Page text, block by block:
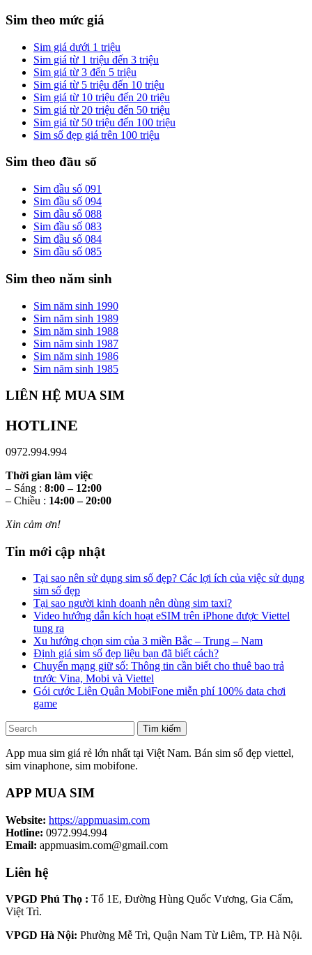
Sim theo mức giá
Sim giá dưới 1 triệu
Sim giá từ 1 triệu đến 3 triệu
Sim giá từ 3 đến 5 triệu
Sim giá từ 5 triệu đến 10 triệu
Sim giá từ 10 triệu đến 20 triệu
Sim giá từ 20 triệu đến 50 triệu
Sim giá từ 50 triệu đến 100 triệu
Sim số đẹp giá trên 100 triệu
Sim theo đầu số
Sim đầu số 091
Sim đầu số 094
Sim đầu số 088
Sim đầu số 083
Sim đầu số 084
Sim đầu số 085
Sim theo năm sinh
Sim năm sinh 1990
Sim năm sinh 1989
Sim năm sinh 1988
Sim năm sinh 1987
Sim năm sinh 1986
Sim năm sinh 1985
LIÊN HỆ MUA SIM
HOTLINE
0972.994.994
Thời gian làm việc
– Sáng : 8:00 – 12:00
– Chiều : 14:00 – 20:00
Xin cảm ơn!
Tin mới cập nhật
Tại sao nên sử dụng sim số đẹp? Các lợi ích của việc sử dụng
sim số đẹp
Tại sao người kinh doanh nên dùng sim taxi?
Video hướng dẫn kích hoạt eSIM trên iPhone được Viettel
tung ra
Xu hướng chọn sim của 3 miền Bắc – Trung – Nam
Định giá sim số đẹp liệu bạn đã biết cách?
Chuyển mạng giữ số: Thông tin cần biết cho thuê bao trả
trước Vina, Mobi và Viettel
Gói cước Liên Quân MobiFone miễn phí 100% data chơi
game
Tìm kiếm
App mua sim giá rẻ lớn nhất tại Việt Nam. Bán sim số đẹp viettel,
sim vinaphone, sim mobifone.
APP MUA SIM
Website: https://appmuasim.com
Hotline: 0972.994.994
Email: appmuasim.com@gmail.com
Liên hệ
VPGD Phú Thọ : Tổ 1E, Đường Hùng Quốc Vương, Gia Cẩm,
Việt Trì.
VPGD Hà Nội: Phường Mễ Trì, Quận Nam Từ Liêm, TP. Hà Nội.